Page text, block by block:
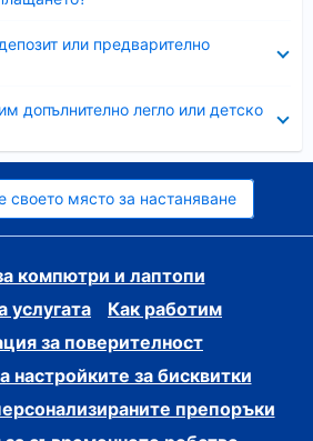
или предварително
допълнително легло или детско
своето място за настаняване
компютри и лаптопи
услугата
Как работим
за поверителност
настройките за бисквитки
препоръки